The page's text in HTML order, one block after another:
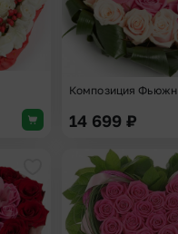
Композиция Фьюжн
14 699 ₽
Добавить в избранное